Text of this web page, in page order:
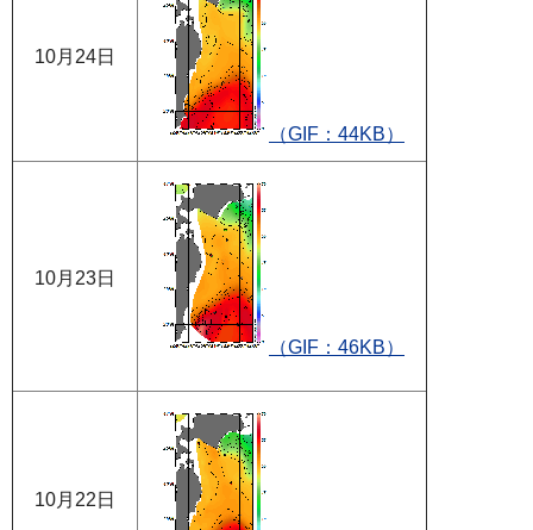
10月24日
（GIF：44KB）
10月23日
（GIF：46KB）
10月22日